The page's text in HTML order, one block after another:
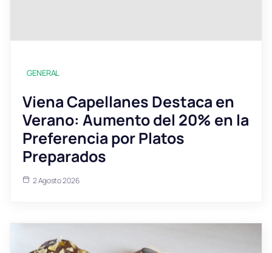
GENERAL
Viena Capellanes Destaca en
Verano: Aumento del 20% en la
Preferencia por Platos
Preparados
2 Agosto 2026